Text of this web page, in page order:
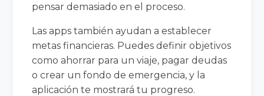
pensar demasiado en el proceso.
Las apps también ayudan a establecer
metas financieras. Puedes definir objetivos
como ahorrar para un viaje, pagar deudas
o crear un fondo de emergencia, y la
aplicación te mostrará tu progreso.